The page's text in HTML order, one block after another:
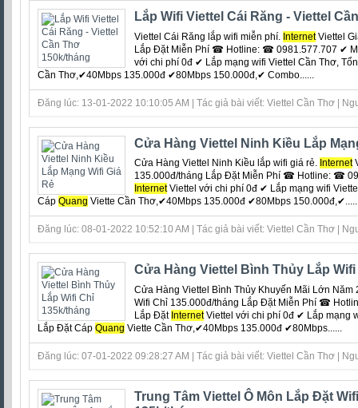
Lắp Wifi Viettel Cái Răng - Viettel
Viettel Cái Răng lắp wifi miễn phí. InternetViettel
Lắp Đặt Miễn Phí ☎ Hotline: ☎ 0981.577.707 ✔
với chi phí 0đ ‎✔ Lắp mạng wifi Viettel Cần Thơ,
Cần Thơ,✔40Mbps 135.000đ ✔80Mbps 150.000đ,✔ Combo......
Đăng lúc: 13-01-2022 10:10:05 AM | Tác giả bài viết: Viettel Cần Thơ |
Cửa Hàng Viettel Ninh Kiều Lắp
Cửa Hàng Viettel Ninh Kiều lắp wifi giá rẻ. Internet
135.000đ/tháng Lắp Đặt Miễn Phí ☎ Hotline: ☎
InternetViettel với chi phí 0đ ‎✔ Lắp mạng wifi
Cáp Quang Viette Cần Thơ,✔40Mbps 135.000đ ✔80Mbps
Đăng lúc: 08-01-2022 10:52:10 AM | Tác giả bài viết: Viettel Cần Thơ |
Cửa Hàng Viettel Bình Thủy Lắp
Cửa Hàng Viettel Bình Thủy Khuyến Mãi Lớn Năm
Wifi Chỉ 135.000đ/tháng Lắp Đặt Miễn Phí ☎
Lắp Đặt InternetViettel với chi phí 0đ ‎✔ Lắp mạng
Lắp Đặt Cáp Quang Viette Cần Thơ,✔40Mbps 135.000đ ✔80Mbps......
Đăng lúc: 07-01-2022 09:28:27 AM | Tác giả bài viết: Viettel Cần Thơ |
Trung Tâm Viettel Ô Môn Lắp Đặt